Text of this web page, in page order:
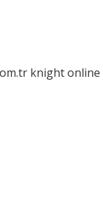
knight online